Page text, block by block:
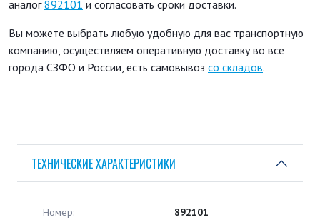
аналог892101 и согласовать сроки доставки.
Вы можете выбрать любую удобную для вас транспортную
компанию, осуществляем оперативную доставку во все
города СЗФО и России, есть самовывоз со складов.
ТЕХНИЧЕСКИЕ ХАРАКТЕРИСТИКИ
Номер: 892101